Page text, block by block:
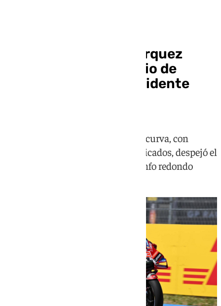
La victoria 100 de Márquez
llega en el Gran Premio de
Hungría entre un accidente
Una caída múltiple en la primera curva, con
Bezzecchi y Martín entre los implicados, despejó el
camino del español hacia un triunfo redondo